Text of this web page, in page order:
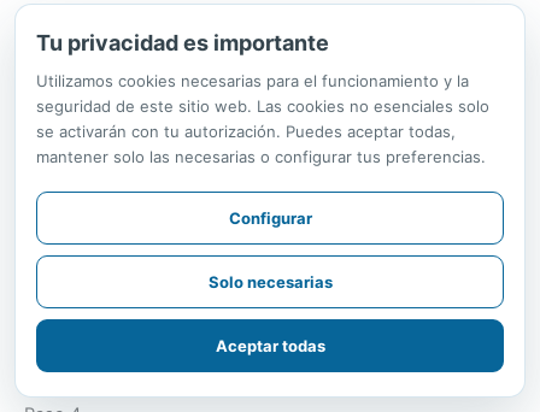
Tu privacidad es importante
Utilizamos cookies necesarias para el funcionamiento y la
seguridad de este sitio web. Las cookies no esenciales solo
se activarán con tu autorización. Puedes aceptar todas,
mantener solo las necesarias o configurar tus preferencias.
Configurar
Solo necesarias
Aceptar todas
Identificar qué elementos ya cumplen con el nivel de
trazabilidad esperado y cuáles no.
Paso 3
Ejecutar la autoevaluación bajo el enfoque 2026
Calificar cada ítem del estándar de forma individual.
Recolectar evidencia específica (no solo documentos
Registrar fecha de elaboración y responsable de cada